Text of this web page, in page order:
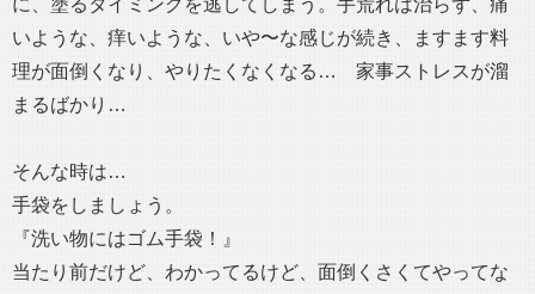
に、塗るタイミングを逃してしまう。手荒れは治らず、痛
いような、痒いような、いや〜な感じが続き、ますます料
理が面倒くなり、やりたくなくなる… 家事ストレスが溜
まるばかり…
そんな時は…
手袋をしましょう。
『洗い物にはゴム手袋！』
当たり前だけど、わかってるけど、面倒くさくてやってな